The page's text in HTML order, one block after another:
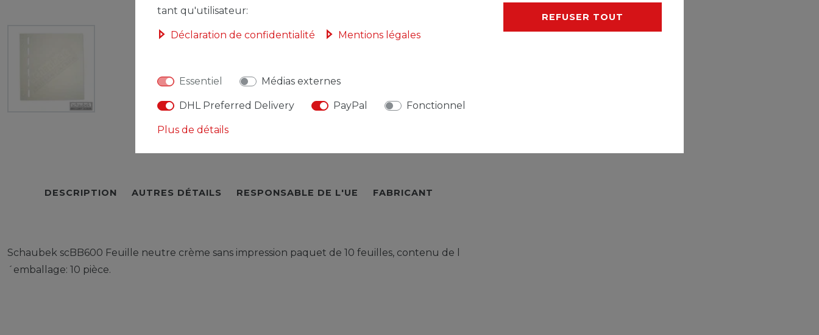
DESCRIPTION AUTRES DÉTAILS RESPONSABLE DE L'UE FABRICANT
Schaubek scBB600 Feuille neutre crème sans impression paquet de 10 feuilles, contenu de l
´emballage: 10 pièce.
tant qu'utilisateur:
Déclaration de confidentialité Mentions légales
Essentiel Médias externes
DHL Preferred Delivery PayPal Fonctionnel
Plus de détails
REFUSER TOUT